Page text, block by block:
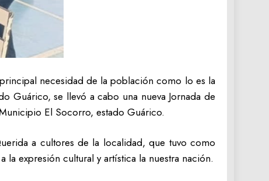
necesidad de la población como lo es la
Guárico, se llevó a cabo una nueva Jornada de
El Socorro, estado Guárico.
a cultores de la localidad, que tuvo como
expresión cultural y artística la nuestra nación.